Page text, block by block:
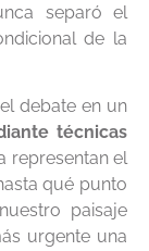
separó el
de la
debate en un
técnicas
representan el
qué punto
paisaje
urgente una